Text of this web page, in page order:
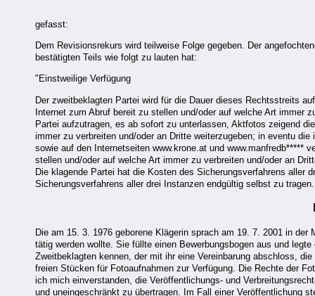
gefasst:
Dem Revisionsrekurs wird teilweise Folge gegeben. Der
bestätigten Teils wie folgt zu lauten hat:
"Einstweilige Verfügung
Der zweitbeklagten Partei wird für die Dauer dieses Rechtsstreits
Internet zum Abruf bereit zu stellen und/oder auf welche Art immer
Partei aufzutragen, es ab sofort zu unterlassen, Aktfotos zeigend
immer zu verbreiten und/oder an Dritte weiterzugeben; in eventu
sowie auf den Internetseiten www.krone.at und www.manfredb*****
stellen und/oder auf welche Art immer zu verbreiten und/oder an
Die klagende Partei hat die Kosten des Sicherungsverfahrens aller
Sicherungsverfahrens aller drei Instanzen endgültig selbst zu tragen.
Die am 15. 3. 1976 geborene Klägerin sprach am 19. 7. 2001 in
tätig werden wollte. Sie füllte einen Bewerbungsbogen aus und
Zweitbeklagten kennen, der mit ihr eine Vereinbarung abschloss,
freien Stücken für Fotoaufnahmen zur Verfügung. Die Rechte der
ich mich einverstanden, die Veröffentlichungs- und
und uneingeschränkt zu übertragen. Im Fall einer Veröffentlichung